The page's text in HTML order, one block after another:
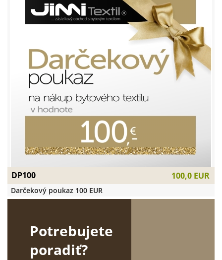
DP100 100,0 EUR
Darčekový poukaz 100 EUR
Potrebujete
poradiť?